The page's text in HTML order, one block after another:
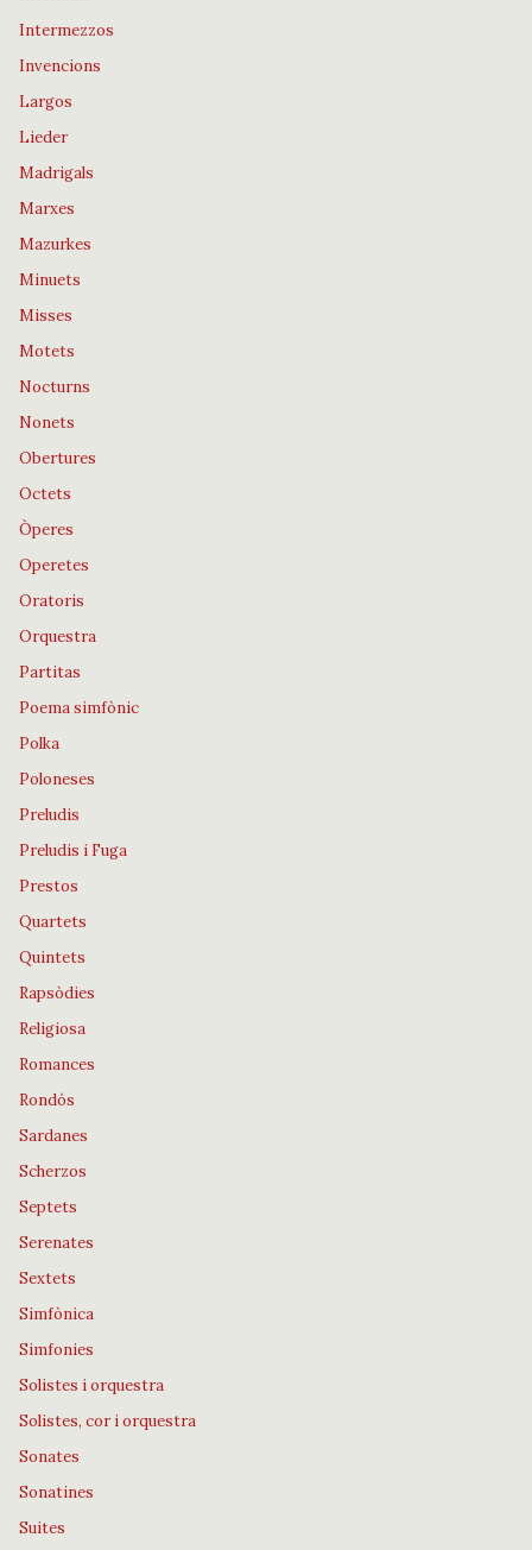
Intermezzos
Invencions
Largos
Lieder
Madrigals
Marxes
Mazurkes
Minuets
Misses
Motets
Nocturns
Nonets
Obertures
Octets
Òperes
Operetes
Oratoris
Orquestra
Partitas
Poema simfònic
Polka
Poloneses
Preludis
Preludis i Fuga
Prestos
Quartets
Quintets
Rapsòdies
Religiosa
Romances
Rondós
Sardanes
Scherzos
Septets
Serenates
Sextets
Simfònica
Simfonies
Solistes i orquestra
Solistes, cor i orquestra
Sonates
Sonatines
Suites